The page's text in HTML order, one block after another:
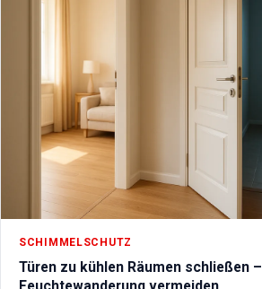
SCHIMMELSCHUTZ
Türen zu kühlen Räumen schließen –
Feuchtewanderung vermeiden